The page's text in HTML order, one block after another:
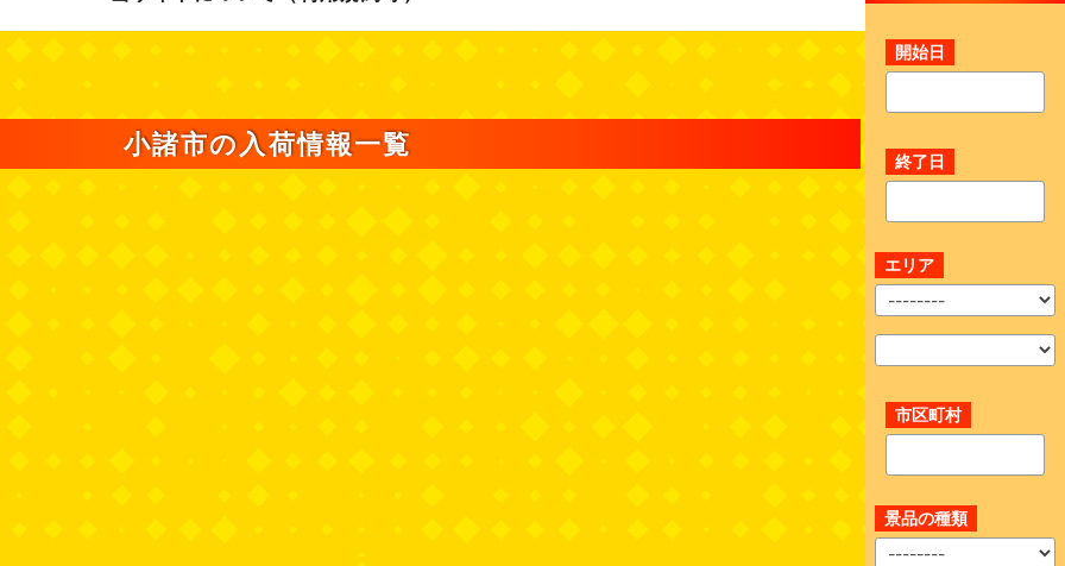
小諸市の入荷情報一覧
開始日
終了日
エリア
市区町村
景品の種類